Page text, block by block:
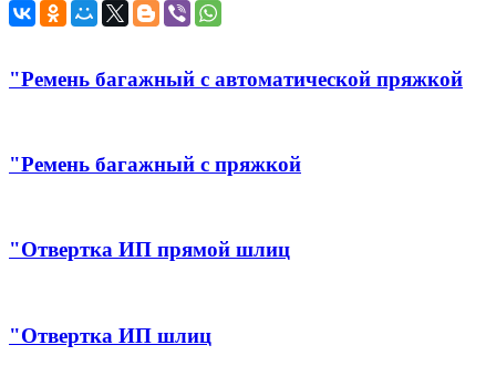
"Ремень багажный с автоматической пряжкой
"Ремень багажный с пряжкой
"Отвертка ИП прямой шлиц
"Отвертка ИП шлиц